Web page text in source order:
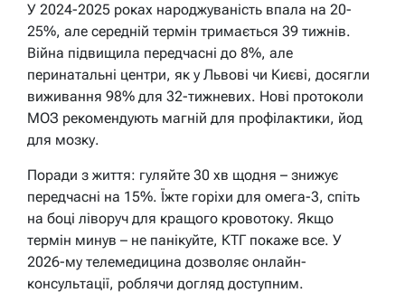
У 2024-2025 роках народжуваність впала на 20-
25%, але середній термін тримається 39 тижнів.
Війна підвищила передчасні до 8%, але
перинатальні центри, як у Львові чи Києві, досягли
виживання 98% для 32-тижневих. Нові протоколи
МОЗ рекомендують магній для профілактики, йод
для мозку.
Поради з життя: гуляйте 30 хв щодня – знижує
передчасні на 15%. Їжте горіхи для омега-3, спіть
на боці ліворуч для кращого кровотоку. Якщо
термін минув – не панікуйте, КТГ покаже все. У
2026-му телемедицина дозволяє онлайн-
консультації, роблячи догляд доступним.